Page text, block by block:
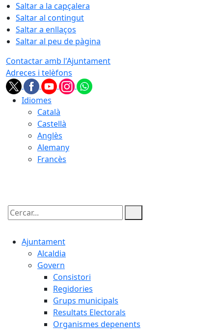
Saltar a la capçalera
Saltar al contingut
Saltar a enllaços
Saltar al peu de pàgina
Contactar amb l'Ajuntament
Adreces i telèfons
Idiomes
Català
Castellà
Anglès
Alemany
Francès
Cercar:
Ajuntament
Alcaldia
Govern
Consistori
Regidories
Grups municipals
Resultats Electorals
Organismes depenents